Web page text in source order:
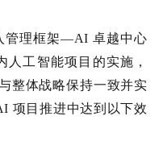
理框架—AI 卓越中心
人工智能项目的实施，
整体战略保持一致并实
项目推进中达到以下效